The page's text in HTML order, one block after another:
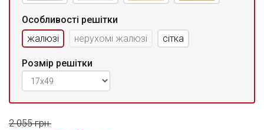
Особливості решітки
жалюзі
нерухомі жалюзі сітка
Розмір решітки
2 055 грн.